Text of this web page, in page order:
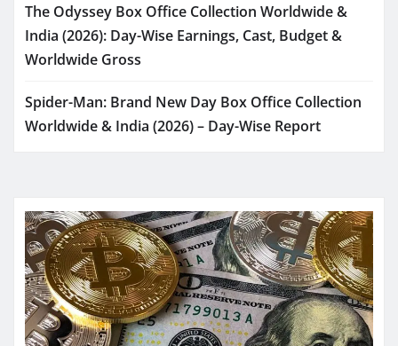
The Odyssey Box Office Collection Worldwide &
India (2026): Day-Wise Earnings, Cast, Budget &
Worldwide Gross
Spider-Man: Brand New Day Box Office Collection
Worldwide & India (2026) – Day-Wise Report